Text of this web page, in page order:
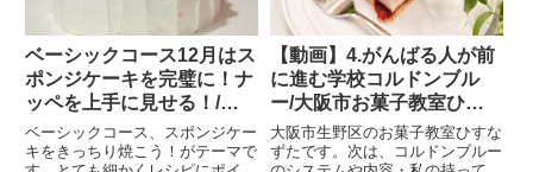
ベーシックコース12月はス
ポンジケーキを完璧に！ナ
ッペを上手に見せる！/大
阪・東京お菓子教室ひすな
ずた
ベーシックコース、スポンジケー
キをきっちり焼こう！がテーマで
【動画】4.がんばる人が前
に進む学校コルドンブル
ー/大阪市お菓子教室ひす
なずた
大阪市生野区のお菓子教室ひすな
ずたです。次は、コルドンブルー